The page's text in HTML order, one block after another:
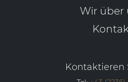
Wir über
Kontaktieren